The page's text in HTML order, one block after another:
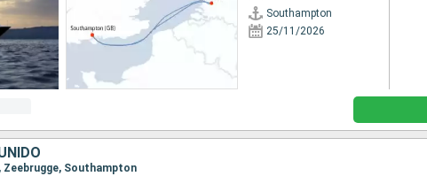
Southampton
25/11/2026
Southampton